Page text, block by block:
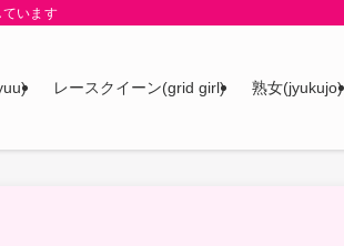
います
レースクイーン(grid girl) 熟女(jyukujo)